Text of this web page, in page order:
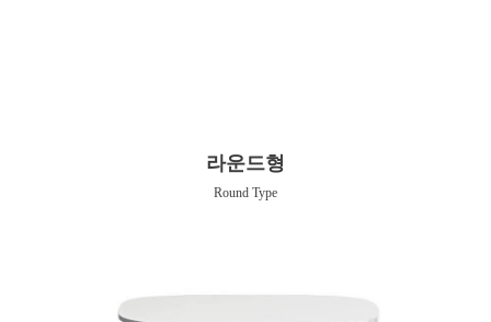
라운드형
Round Type